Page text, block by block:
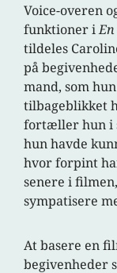
Voice-overen
funktioner i
tildeles
på
mand, som
tilbageblikket
fortæller hun i
hun havde
hvor forpint
senere i
sympatisere
At basere en
begivenheder